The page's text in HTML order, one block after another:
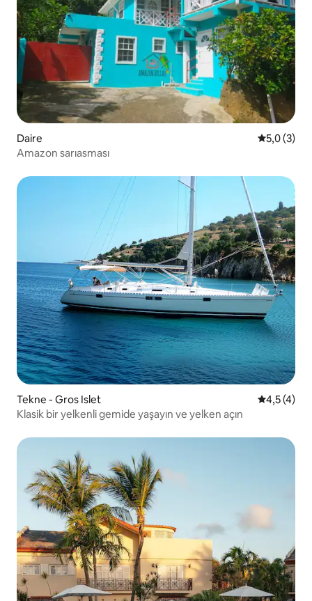
Daire 55,0 (3)
Amazon sarıasması
Tekne - Gros Islet 54,5 (4)
Klasik bir yelkenli gemide yaşayın ve yelken açın